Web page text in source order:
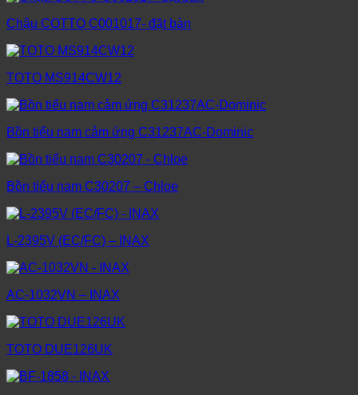
Chậu COTTO C001017- đặt bàn
TOTO MS914CW12
Bồn tiểu nam cảm ứng C31237AC-Dominic
Bồn tiểu nam C30207 – Chloe
L-2395V (EC/FC) – INAX
AC-1032VN – INAX
TOTO DUE126UK